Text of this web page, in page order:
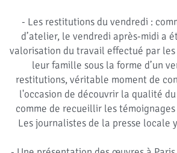
- Les restitutions du vendredi :
d’atelier, le vendredi après-midi a
valorisation du travail effectué par les
leur famille sous la forme d’un
restitutions, véritable moment de
l'occasion de découvrir la qualité
comme de recueillir les
Les journalistes de la presse locale